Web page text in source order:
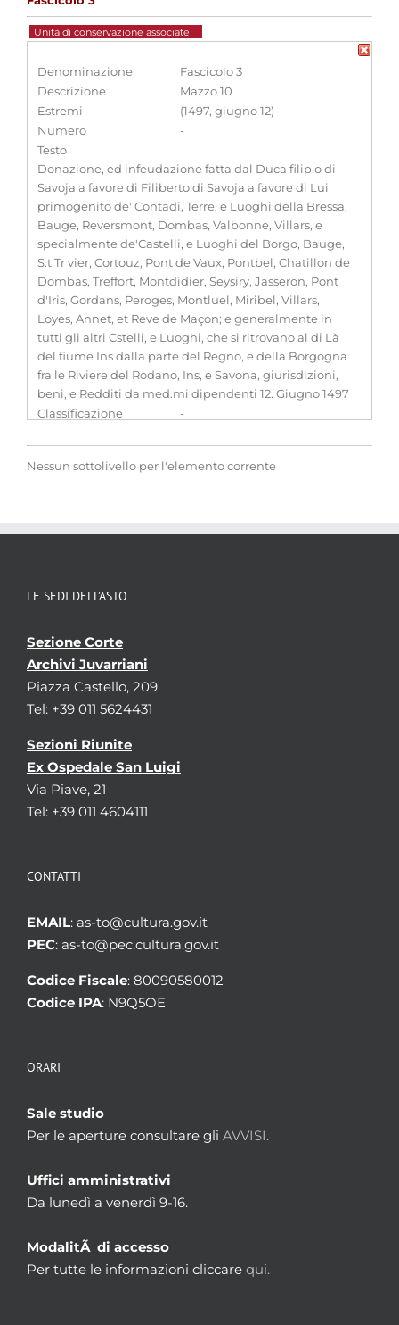
Unità di conservazione associate
Denominazione
Fascicolo 3
Descrizione
Mazzo 10
Estremi
(1497, giugno 12)
Numero
-
Testo
Donazione, ed infeudazione fatta dal Duca filip.o di
Savoja a favore di Filiberto di Savoja a favore di Lui
primogenito de' Contadi, Terre, e Luoghi della Bressa,
Bauge, Reversmont, Dombas, Valbonne, Villars, e
specialmente de'Castelli, e Luoghi del Borgo, Bauge,
S.t Tr vier, Cortouz, Pont de Vaux, Pontbel, Chatillon de
Dombas, Treffort, Montdidier, Seysiry, Jasseron, Pont
d'Iris, Gordans, Peroges, Montluel, Miribel, Villars,
Loyes, Annet, et Reve de Maçon; e generalmente in
tutti gli altri Cstelli, e Luoghi, che si ritrovano al di Là
del fiume Ins dalla parte del Regno, e della Borgogna
fra le Riviere del Rodano, Ins, e Savona, giurisdizioni,
beni, e Redditi da med.mi dipendenti 12. Giugno 1497
Classificazione
-
Nessun sottolivello per l'elemento corrente
LE SEDI DELL’ASTO
Sezione Corte
Archivi Juvarriani
Piazza Castello, 209
Tel: +39 011 5624431
Sezioni Riunite
Ex Ospedale San Luigi
Via Piave, 21
Tel: +39 011 4604111
CONTATTI
EMAIL: as-to@cultura.gov.it
PEC: as-to@pec.cultura.gov.it
Codice Fiscale: 80090580012
Codice IPA: N9Q5OE
ORARI
Sale studio
Per le aperture consultare gli AVVISI.
Uffici amministrativi
Da lunedì a venerdì 9-16.
ModalitÃ di accesso
Per tutte le informazioni cliccare qui.